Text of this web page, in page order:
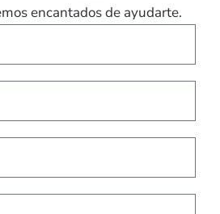
encantados de ayudarte.